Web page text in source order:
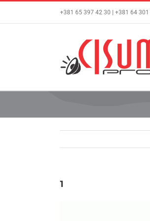
content
+381 65 397 42 30 | +381 64 301
1